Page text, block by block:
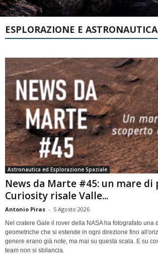
ESPLORAZIONE E ASTRONAUTICA
Astronautica ed Esplorazione Spaziale
News da Marte #45: un mare di
Curiosity risale Valle...
Antonio Piras - 5 Agosto 2026
Nel cratere Gale il rover della NASA ha fotografato una
geometriche che si estende in ogni direzione fino
genere erano già note, ma mai su questa scala. E su
team non si sbilancia.